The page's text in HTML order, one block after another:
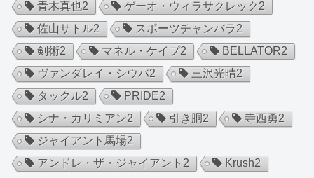
青木真也2 ゲーオ・ウィラサクレック2
佐山サトル2 スポーツチャンバラ2
剣術2 マネル・ケイプ2 BELLATOR2
ヴァンダレイ・シウバ2 三沢光晴2
タックル2 PRIDE2
シナ・カリミアン2 引き胴 2 寺西勇2
ジャイアント馬場2
アンドレ・ザ・ジャイアント 2 Krush2